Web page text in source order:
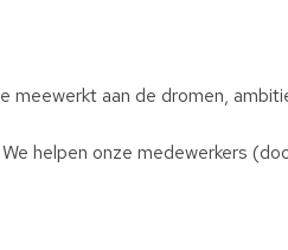
aan de dromen,
helpen onze medewerkers